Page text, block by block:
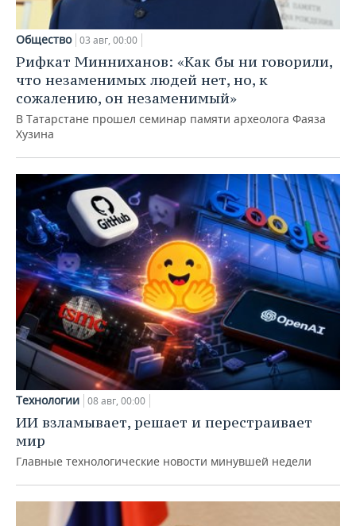
Общество 03 авг, 00:00
Рифкат Минниханов: «Как бы ни говорили,
что незаменимых людей нет, но, к
сожалению, он незаменимый»
В Татарстане прошел семинар памяти археолога Фаяза
Хузина
Технологии 08 авг, 00:00
ИИ взламывает, решает и перестраивает
мир
Главные технологические новости минувшей недели